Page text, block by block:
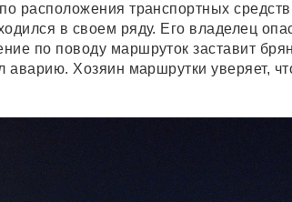
расположения транспортных
в своем ряду. Его владелец
по поводу маршруток заставит
аварию. Хозяин маршрутки уверяет,